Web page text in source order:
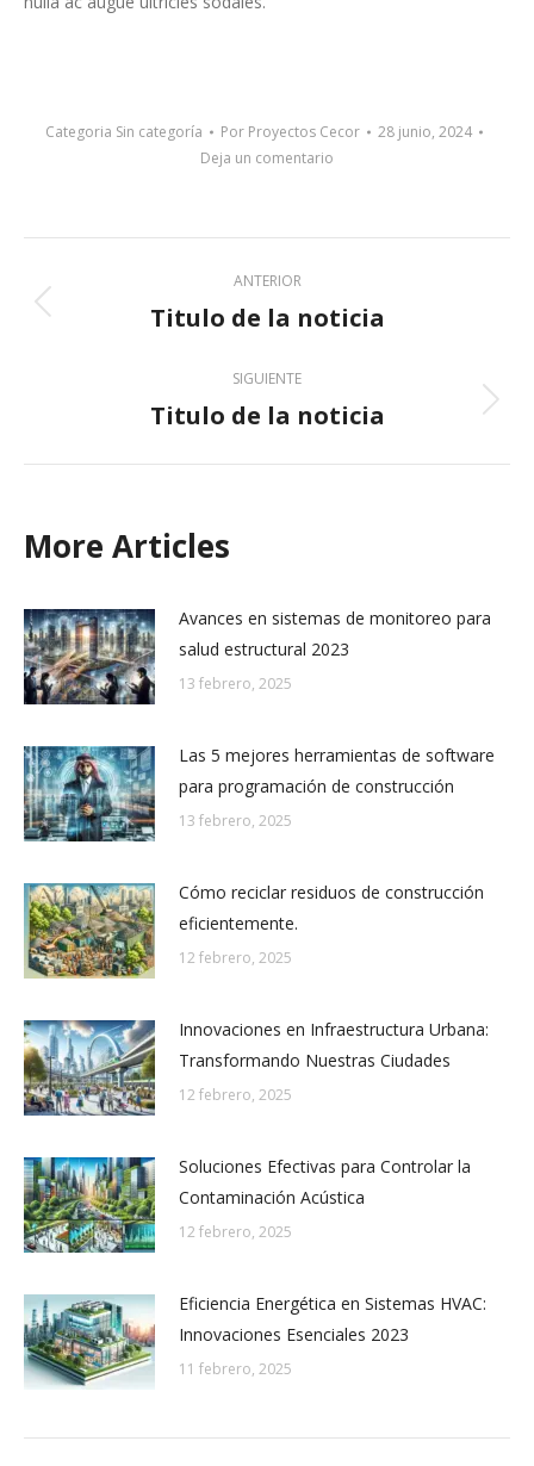
Categoria Sin categoría Por Proyectos Cecor
28 junio, 2024
Deja un comentario
navigation
ANTERIOR
Previous
Titulo de la noticia
SIGUIENTE
Next
Titulo de la noticia
More Articles
Avances en sistemas de monitoreo para
salud estructural 2023
13 febrero, 2025
Las 5 mejores herramientas de software
para programación de construcción
13 febrero, 2025
Cómo reciclar residuos de construcción
eficientemente.
12 febrero, 2025
Innovaciones en Infraestructura Urbana:
Transformando Nuestras Ciudades
12 febrero, 2025
Soluciones Efectivas para Controlar la
Contaminación Acústica
12 febrero, 2025
Eficiencia Energética en Sistemas HVAC:
Innovaciones Esenciales 2023
11 febrero, 2025